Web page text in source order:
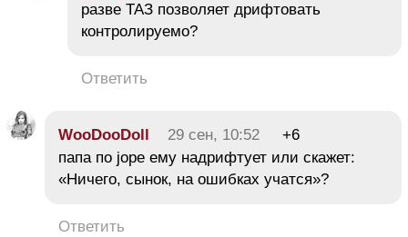
разве ТАЗ позволяет дрифтовать
контролируемо?
Ответить
WooDooDoll 29 сен, 10:52
+6
папа по jope ему надрифтует или скажет:
«Ничего, сынок, на ошибках учатся»?
Ответить